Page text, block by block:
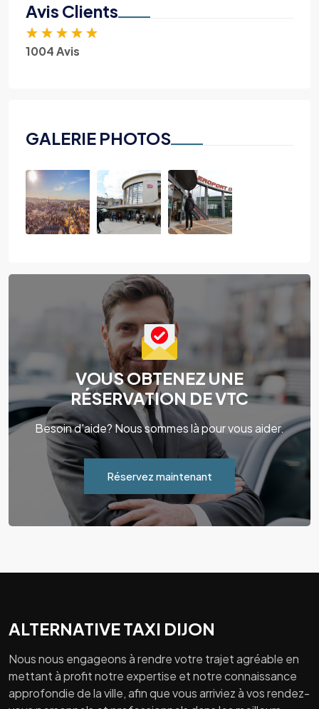
Avis Clients
★ ★ ★ ★ ★
1004 Avis
GALERIE PHOTOS
VOUS OBTENEZ UNE
RÉSERVATION DE VTC
Besoin d'aide? Nous sommes là pour vous aider.
Réservez maintenant
ALTERNATIVE TAXI DIJON
Nous nous engageons à rendre votre trajet agréable en
mettant à profit notre expertise et notre connaissance
approfondie de la ville, afin que vous arriviez à vos rendez-